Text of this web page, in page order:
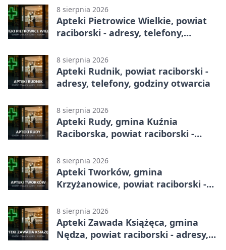
8 sierpnia 2026
Apteki Pietrowice Wielkie, powiat
raciborski - adresy, telefony,
8 sierpnia 2026
Apteki Rudnik, powiat raciborski -
adresy, telefony, godziny otwarcia
8 sierpnia 2026
Apteki Rudy, gmina Kuźnia
Raciborska, powiat raciborski -
8 sierpnia 2026
Apteki Tworków, gmina
Krzyżanowice, powiat raciborski -
8 sierpnia 2026
Apteki Zawada Książęca, gmina
Nędza, powiat raciborski - adresy,